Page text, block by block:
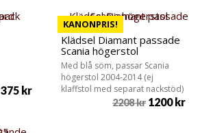
375 kr
KANONPRIS!
Klädsel Diamant passade
Scania högerstol
Med blå söm, passar Scania
högerstol 2004-2014 (ej
klaffstol med separat nackstöd)
2208kr 1200 kr